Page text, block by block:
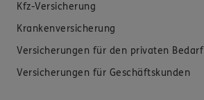
Kfz-Versicherung
Krankenversicherung
Versicherungen für den privaten Bedarf
Versicherungen für Geschäftskunden